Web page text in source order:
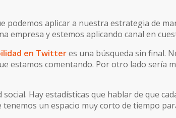
podemos aplicar a nuestra estrategia de
empresa y estemos aplicando canal en
en Twitteres una búsqueda sin final.
estamos comentando. Por otro lado sería
Hay estadísticas que hablar de que
un espacio muy corto de tiempo